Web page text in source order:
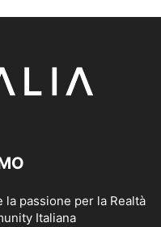
la passione per la Realtà
Italiana